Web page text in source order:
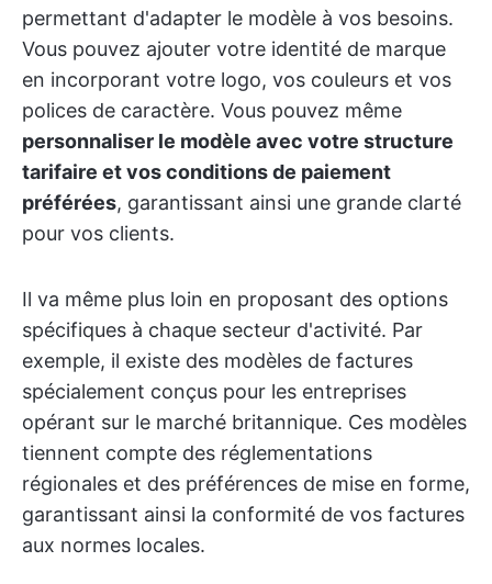
permettant d'adapter le modèle à vos besoins.
Vous pouvez ajouter votre identité de marque
en incorporant votre logo, vos couleurs et vos
polices de caractère. Vous pouvez même
personnaliser le modèle avec votre structure
tarifaire et vos conditions de paiement
préférées, garantissant ainsi une grande clarté
pour vos clients.
Il va même plus loin en proposant des options
spécifiques à chaque secteur d'activité. Par
exemple, il existe des modèles de factures
spécialement conçus pour les entreprises
opérant sur le marché britannique. Ces modèles
tiennent compte des réglementations
régionales et des préférences de mise en forme,
garantissant ainsi la conformité de vos factures
aux normes locales.